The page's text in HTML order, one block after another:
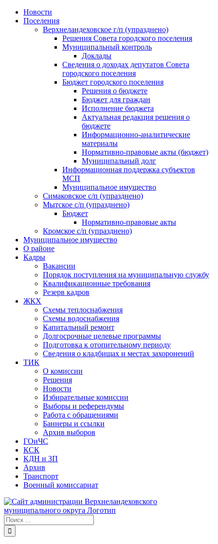
Skip
Новости
Поселения
Верхнеландеховское г/п (упразднено)
Решения Совета городского поселения
Муниципальный контроль
Доклады
Сведения о доходах депутатов Совета
городского поселения
Бюджет городского поселения
Решения о бюджете
Бюджет для граждан
Исполнение бюджета
Актуальная редакция решения о
бюджете
Информационно-аналитические
материалы
Нормативно-правовые акты (бюджет)
Муниципальный долг
Информационная поддержка субъектов
МСП
Муниципальное имущество
Симаковское с/п (упразднено)
Мытское с/п (упразднено)
Бюджет
Нормативно-правовые акты
Кромское с/п (упразднено)
Муниципальное имущество
О районе
Кадры
Вакансии
Порядок поступления на муниципальную службу
Квалификационные требования
Резерв кадров
ЖКХ
Схемы теплоснабжения
Схемы водоснабжения
Капитальный ремонт
Долгосрочные целевые программы
Подготовка к отопительному периоду
Сведения о кладбищах и местах захоронений
ТИК
О комиссии
Решения
Новости
Избирательные комиссии
Выборы и референдумы
Работа с обращениями
Баннеры и ссылки
Архив выборов
ГОиЧС
КСК
КДН и ЗП
Архив
Транспорт
Военный комиссариат
Результат
поиска: